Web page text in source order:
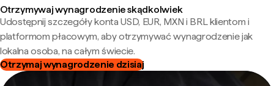
Otrzymywaj wynagrodzenie skądkolwiek
Udostępnij szczegóły konta USD, EUR, MXN i BRL klientom i
platformom płacowym, aby otrzymywać wynagrodzenie jak
lokalna osoba, na całym świecie.
Otrzymaj wynagrodzenie dzisiaj